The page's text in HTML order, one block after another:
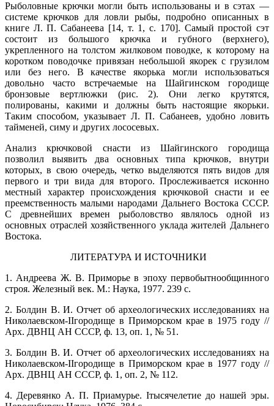
Рыболовные крючки могли быть использованы и в сэтах —
системе крючков для ловли рыбы, подробно описанных в
книге Л. П. Сабанеева [14, т. 1, с. 170]. Самый простой сэт
состоит из большого крючка и губного (верхнего),
укрепленного на толстом жилковом поводке, к которому на
коротком поводочке привязан небольшой якорек с грузилом
или без него. В качестве якорька могли использоваться
довольно часто встречаемые на Шайгинском городище
бронзовые вертлюжки (рис. 2). Они легко крутятся,
полированы, какими и должны быть настоящие якорьки.
Таким способом, указывает Л. П. Сабанеев, удобно ловить
тайменей, симу и других лососевых.
Анализ крючковой снасти из Шайгинского городища
позволил выявить два основных типа крючков, внутри
которых, в свою очередь, четко выделяются пять видов для
первого и три вида для второго. Прослеживается исконно
местный характер происхождения крючковой снасти и ее
преемственность малыми народами Дальнего Востока СССР.
С древнейших времен рыболовство являлось одной из
основных отраслей хозяйственного уклада жителей Дальнего
Востока.
ЛИТЕРАТУРА И ИСТОЧНИКИ
1. Андреева Ж. В. Приморье в эпоху первобытнообщинного
строя. Железный век. М.: Наука, 1977. 239 с.
2. Болдин В. И. Отчет об археологических исследованиях на
Николаевском-IIгородище в Приморском крае в 1975 году //
Арх. ДВНЦ АН СССР, ф. 13, оп. 1, № 51.
3. Болдин В. И. Отчет об археологических исследованиях на
Николаевском-IIгородище в Приморском крае в 1977 году //
Арх. ДВНЦ АН СССР, ф. 1, оп. 2, № 112.
4. Деревянко А. П. Приамурье. Iтысячелетие до нашей эры.